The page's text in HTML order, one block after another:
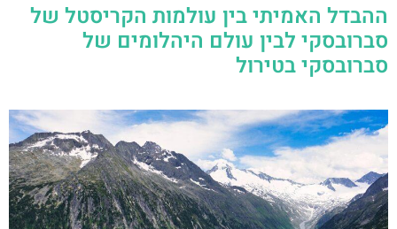
ההבדל האמיתי בין עולמות הקריסטל של
סברובסקי לבין עולם היהלומים של
סברובסקי בטירול